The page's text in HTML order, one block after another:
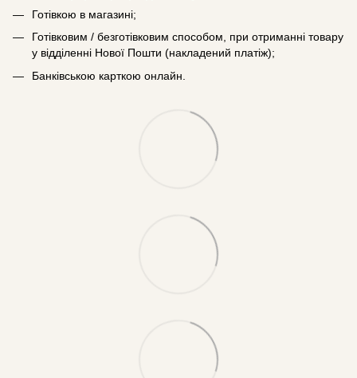
Готівкою в магазині;
Готівковим / безготівковим способом, при отриманні товару
у відділенні Нової Пошти (накладений платіж);
Банківською карткою онлайн.